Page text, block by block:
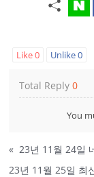
Like0 Unlike0
Total Reply0
You
« 23년 11월 24일
23년 11월 25일 최